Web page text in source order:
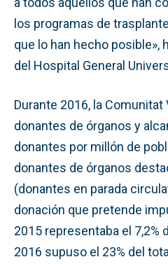
los programas de
que lo han hecho posible»,
del Hospital General
Durante 2016, la
donantes de órganos y
donantes por millón de
donantes de órganos
(donantes en parada
donación que pretende
2015 representaba el 7,2%
2016 supuso el 23% del